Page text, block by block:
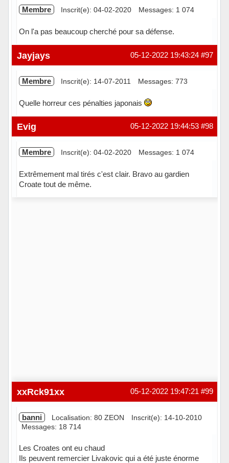
Membre Inscrit(e): 04-02-2020 Messages: 1 074
On l'a pas beaucoup cherché pour sa défense.
Hors ligne #97
05-12-2022 19:43:24
Jayjays
Membre Inscrit(e): 14-07-2011 Messages: 773
Quelle horreur ces pénalties japonais
Hors ligne #98
05-12-2022 19:44:53
Evig
Membre Inscrit(e): 04-02-2020 Messages: 1 074
Extrêmement mal tirés c'est clair. Bravo au gardien
Croate tout de même.
#99
05-12-2022 19:47:21
xxRck91xx
banni Localisation: 80 ZEON
Inscrit(e): 14-10-2010
Messages: 18 714
Les Croates ont eu chaud
Ils peuvent remercier Livakovic qui a été juste énorme